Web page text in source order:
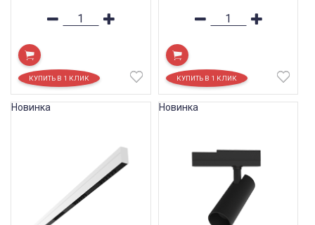
Новинка Новинка